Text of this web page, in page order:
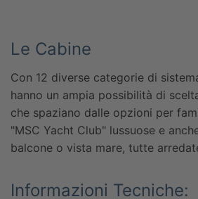
Le Cabine
Con 12 diverse categorie di
hanno un ampia possibilità di
che spaziano dalle opzioni per
"MSC Yacht Club" lussuose e
balcone o vista mare, tutte
Informazioni Tecniche: